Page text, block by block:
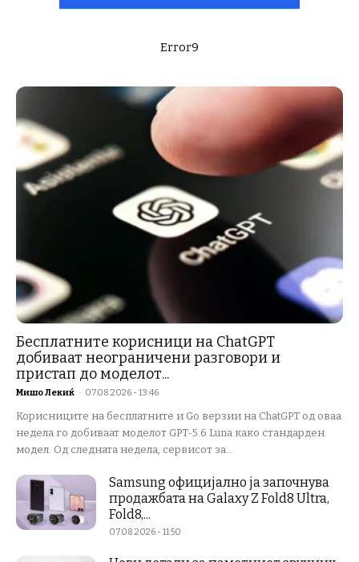
Error9
Бесплатните корисници на ChatGPT
добиваат неограничени разговори и
пристап до моделот...
Мишо Лекиќ - 07.08.2026 - 13:46
Корисниците на бесплатните и Go верзии на ChatGPT од оваа
недела го добиваат моделот GPT-5.6 Luna како стандарден
модел. Од следната недела, сервисот за...
Samsung официјално ја започнува
продажбата на Galaxy Z Fold8 Ultra,
Fold8,...
07.08.2026 - 11:50